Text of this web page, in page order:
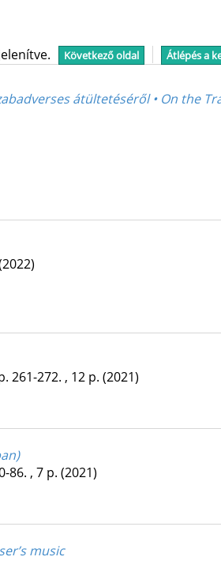
Következő oldal Átlépés a
átültetéséről • On the
261-272. , 12 p. (2021)
86. , 7 p. (2021)
music